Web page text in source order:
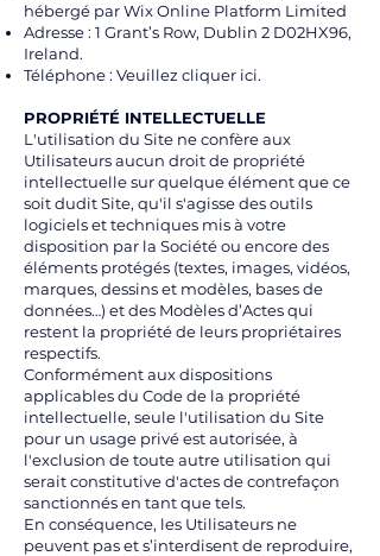
hébergé par Wix Online Platform Limited
Adresse : 1 Grant’s Row, Dublin 2 D02HX96,
Ireland.
Téléphone : Veuillez cliquer ici.
PROPRIÉTÉ INTELLECTUELLE
L'utilisation du Site ne confère aux
Utilisateurs aucun droit de propriété
intellectuelle sur quelque élément que ce
soit dudit Site, qu'il s'agisse des outils
logiciels et techniques mis à votre
disposition par la Société ou encore des
éléments protégés (textes, images, vidéos,
marques, dessins et modèles, bases de
données…) et des Modèles d’Actes qui
restent la propriété de leurs propriétaires
respectifs.
Conformément aux dispositions
applicables du Code de la propriété
intellectuelle, seule l'utilisation du Site
pour un usage privé est autorisée, à
l'exclusion de toute autre utilisation qui
serait constitutive d'actes de contrefaçon
sanctionnés en tant que tels.
En conséquence, les Utilisateurs ne
peuvent pas et s’interdisent de reproduire,